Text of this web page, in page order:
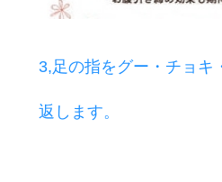
3,足の指をグー・チョキ
返します。